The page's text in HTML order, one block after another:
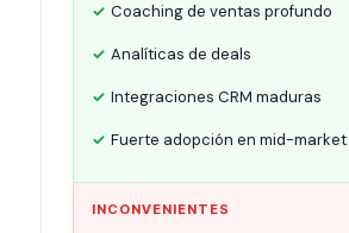
Coaching de ventas profundo
Analíticas de deals
Integraciones CRM maduras
Fuerte adopción en mid-
INCONVENIENTES